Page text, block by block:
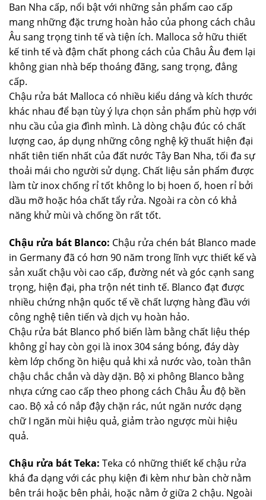
Ban Nha cấp, nổi bật với những sản phẩm cao cấp
mang những đặc trưng hoàn hảo của phong cách châu
Âu sang trọng tinh tế và tiện ích. Malloca sở hữu thiết
kế tinh tế và đậm chất phong cách của Châu Âu đem lại
không gian nhà bếp thoáng đãng, sang trọng, đẳng
cấp.
Chậu rửa bát Malloca có nhiều kiểu dáng và kích thước
khác nhau để bạn tùy ý lựa chọn sản phẩm phù hợp với
nhu cầu của gia đình mình. Là dòng chậu đúc có chất
lượng cao, áp dụng những công nghệ kỹ thuất hiện đại
nhất tiên tiến nhất của đất nước Tây Ban Nha, tối đa sự
thoải mái cho người sử dụng. Chất liệu sản phẩm được
làm từ inox chống rỉ tốt không lo bị hoen ố, hoen rỉ bởi
dầu mỡ hoặc hóa chất tẩy rửa. Ngoài ra còn có khả
năng khử mùi và chống ồn rất tốt.
Chậu rửa bát Blanco: Chậu rửa chén bát Blanco made
in Germany đã có hơn 90 năm trong lĩnh vực thiết kế và
sản xuất chậu vòi cao cấp, đường nét và góc cạnh sang
trọng, hiện đại, pha trộn nét tinh tế. Blanco đạt được
nhiều chứng nhận quốc tế về chất lượng hàng đầu với
công nghệ tiên tiến và dịch vụ hoàn hảo.
Chậu rửa bát Blanco phổ biến làm bằng chất liệu thép
không gỉ hay còn gọi là inox 304 sáng bóng, đáy dày
kèm lớp chống ồn hiệu quả khi xả nước vào, toàn thân
chậu chắc chắn và dày dặn. Bộ xi phông Blanco bằng
nhựa cứng cao cấp theo phong cách Châu Âu độ bền
cao. Bộ xả có nắp đậy chặn rác, nút ngăn nước dạng
chữ I ngăn mùi hiệu quả, giảm trào ngược mùi hiệu
quả.
Chậu rửa bát Teka: Teka có những thiết kế chậu rửa
khá đa dạng với các phụ kiện đi kèm như bàn chờ nằm
bên trái hoặc bên phải, hoặc nằm ở giữa 2 chậu. Ngoài